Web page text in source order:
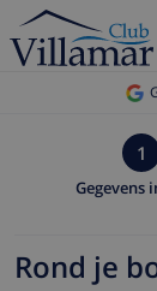
1
Gegevens
Rond je